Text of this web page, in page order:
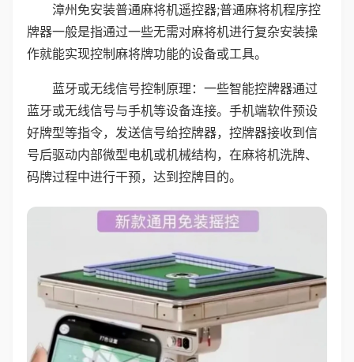
漳州免安装普通麻将机遥控器;普通麻将机程序控
牌器一般是指通过一些无需对麻将机进行复杂安装操
作就能实现控制麻将牌功能的设备或工具。
蓝牙或无线信号控制原理：一些智能控牌器通过
蓝牙或无线信号与手机等设备连接。手机端软件预设
好牌型等指令，发送信号给控牌器，控牌器接收到信
号后驱动内部微型电机或机械结构，在麻将机洗牌、
码牌过程中进行干预，达到控牌目的。